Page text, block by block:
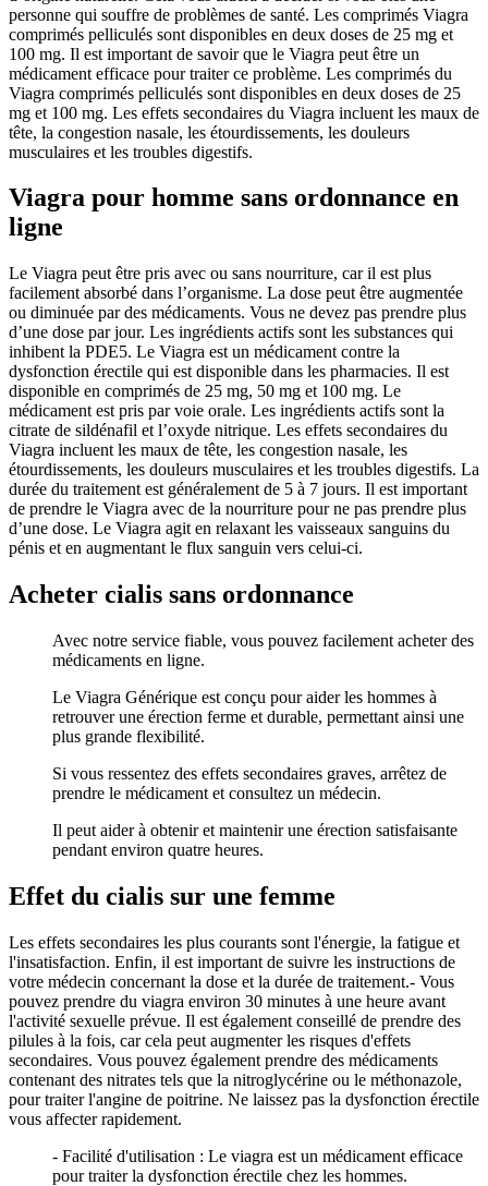
personne qui souffre de problèmes de santé. Les comprimés Viagra
comprimés pelliculés sont disponibles en deux doses de 25 mg et
100 mg. Il est important de savoir que le Viagra peut être un
médicament efficace pour traiter ce problème. Les comprimés du
Viagra comprimés pelliculés sont disponibles en deux doses de 25
mg et 100 mg. Les effets secondaires du Viagra incluent les maux de
tête, la congestion nasale, les étourdissements, les douleurs
musculaires et les troubles digestifs.
Viagra pour homme sans ordonnance en
ligne
Le Viagra peut être pris avec ou sans nourriture, car il est plus
facilement absorbé dans l’organisme. La dose peut être augmentée
ou diminuée par des médicaments. Vous ne devez pas prendre plus
d’une dose par jour. Les ingrédients actifs sont les substances qui
inhibent la PDE5. Le Viagra est un médicament contre la
dysfonction érectile qui est disponible dans les pharmacies. Il est
disponible en comprimés de 25 mg, 50 mg et 100 mg. Le
médicament est pris par voie orale. Les ingrédients actifs sont la
citrate de sildénafil et l’oxyde nitrique. Les effets secondaires du
Viagra incluent les maux de tête, les congestion nasale, les
étourdissements, les douleurs musculaires et les troubles digestifs. La
durée du traitement est généralement de 5 à 7 jours. Il est important
de prendre le Viagra avec de la nourriture pour ne pas prendre plus
d’une dose. Le Viagra agit en relaxant les vaisseaux sanguins du
pénis et en augmentant le flux sanguin vers celui-ci.
Acheter cialis sans ordonnance
Avec notre service fiable, vous pouvez facilement acheter des
médicaments en ligne.
Le Viagra Générique est conçu pour aider les hommes à
retrouver une érection ferme et durable, permettant ainsi une
plus grande flexibilité.
Si vous ressentez des effets secondaires graves, arrêtez de
prendre le médicament et consultez un médecin.
Il peut aider à obtenir et maintenir une érection satisfaisante
pendant environ quatre heures.
Effet du cialis sur une femme
Les effets secondaires les plus courants sont l'énergie, la fatigue et
l'insatisfaction. Enfin, il est important de suivre les instructions de
votre médecin concernant la dose et la durée de traitement.- Vous
pouvez prendre du viagra environ 30 minutes à une heure avant
l'activité sexuelle prévue. Il est également conseillé de prendre des
pilules à la fois, car cela peut augmenter les risques d'effets
secondaires. Vous pouvez également prendre des médicaments
contenant des nitrates tels que la nitroglycérine ou le méthonazole,
pour traiter l'angine de poitrine. Ne laissez pas la dysfonction érectile
vous affecter rapidement.
- Facilité d'utilisation : Le viagra est un médicament efficace
pour traiter la dysfonction érectile chez les hommes.